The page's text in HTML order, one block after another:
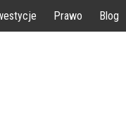
Prawo Blog